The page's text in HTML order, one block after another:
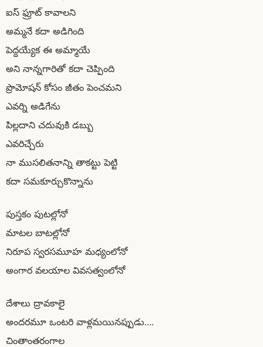
ఐస్ ఫ్రూట్ కావాలని
అమ్మనే కదా అడిగింది
పెద్దయ్యేక ఈ అమ్మాయే
అని నాన్నగారితో కదా చెప్పింది
ప్రొమోషన్ కోసం జీతం పెంచమని
ఎవర్ని అడిగేను
పిల్లదాని చదువుకి డబ్బు
ఎవరిచ్చేరు
నా ముసలితనాన్ని తాకట్టు పెట్టి
కదా సమకూర్చుకొన్నాను
పుస్తకం పుటల్లోనో
మాటల బాటల్లోనో
నిరూప స్వరసమూహ మధ్యంలోనో
అంగార వలయాల వివసత్వంలోనో
దేశాలు ద్రావకాలై
అందరమూ ఒంటరి వాళ్లమయినప్పుడు….
చింతాంతరంగాల